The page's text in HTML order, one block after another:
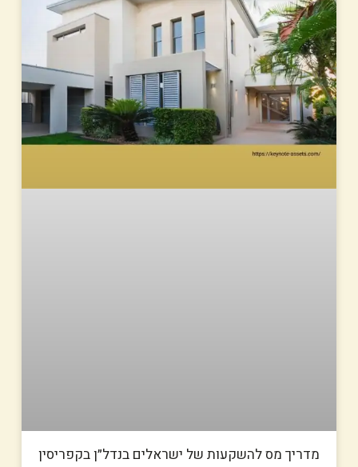
מדריך מס להשקעות של ישראלים בנדל״ן בקפריסין